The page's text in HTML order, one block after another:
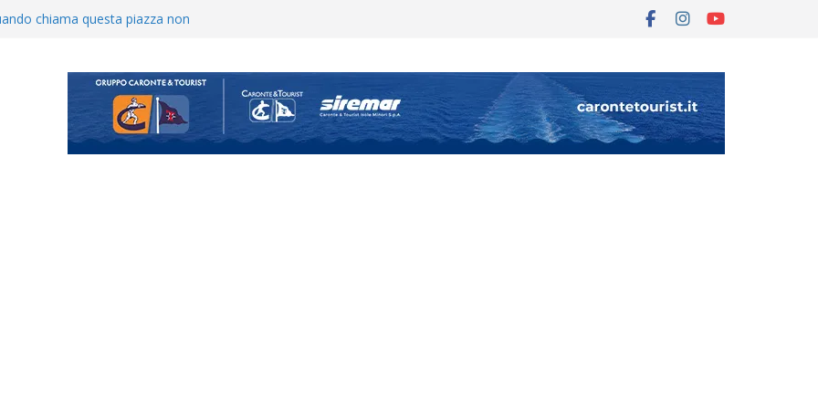
chiama questa piazza non
il caso sul contratto del
Messina
– Il calendario ’26/’27
il ritiro di Cascia: intensità e